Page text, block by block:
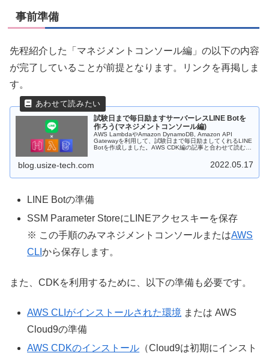
事前準備
先程紹介した「マネジメントコンソール編」の以下の内容
が完了していることが前提となります。リンクを再掲しま
す。
試験日まで毎日励ますサーバーレスLINE Botを
作ろう(マネジメントコンソール編)
AWS LambdaやAmazon DynamoDB, Amazon API
Gatewayを利用して、試験日まで毎日励ましてくれるLINE
Botを作成しました。AWS CDK編の記事と合わせて読むこ
blog.usize-tech.com 2022.05.17
LINE Botの準備
SSM Parameter StoreにLINEアクセスキーを保存
※ この手順のみマネジメントコンソールまたはAWS
CLIから保存します。
また、CDKを利用するために、以下の準備も必要です。
AWS CLIがインストールされた環境 または AWS
Cloud9の準備
AWS CDKのインストール （Cloud9は初期にインスト